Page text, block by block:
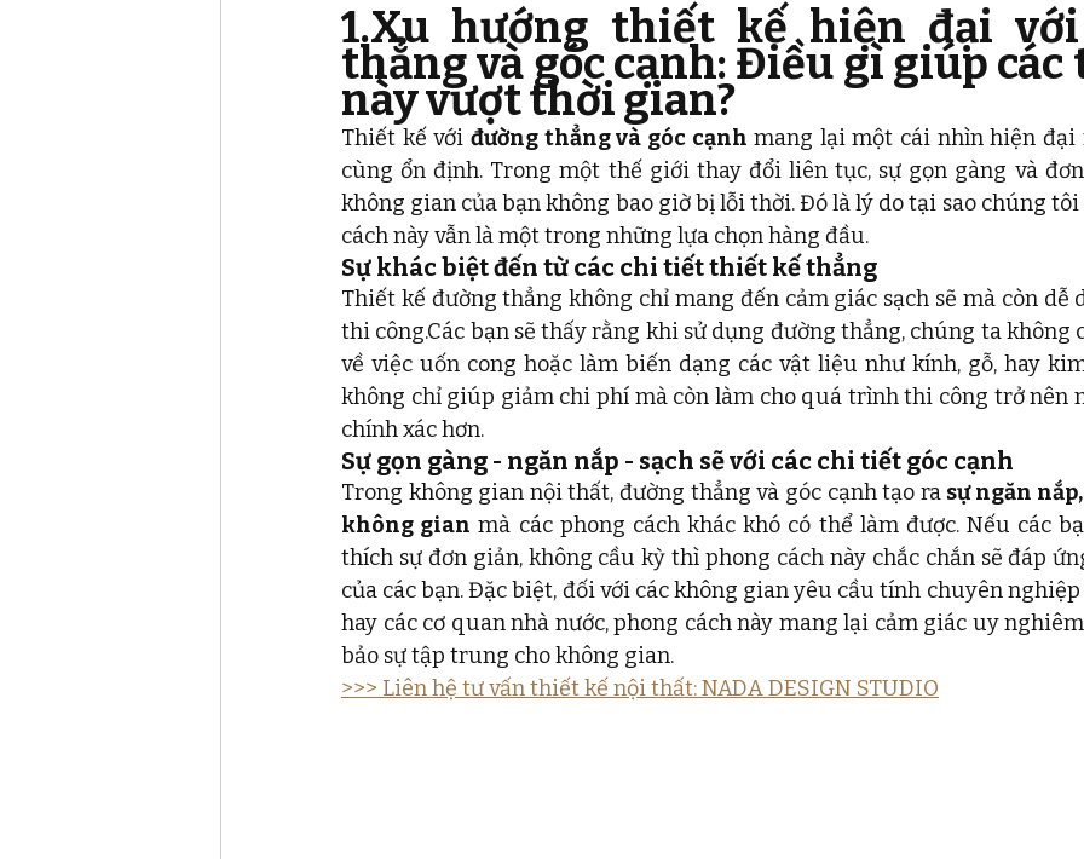
1.Xu hướng thiết kế hiện đại
thẳng và góc cạnh: Điều gì giúp
này vượt thời gian?
Thiết kế với đường thẳng và góc cạnh mang lại một cái nhìn hiện đại
cùng ổn định. Trong một thế giới thay đổi liên tục, sự gọn gàng và
không gian của bạn không bao giờ bị lỗi thời. Đó là lý do tại sao chúng
cách này vẫn là một trong những lựa chọn hàng đầu.
Sự khác biệt đến từ các chi tiết thiết kế thẳng
Thiết kế đường thẳng không chỉ mang đến cảm giác sạch sẽ mà còn dễ
thi công.Các bạn sẽ thấy rằng khi sử dụng đường thẳng, chúng ta không
về việc uốn cong hoặc làm biến dạng các vật liệu như kính, gỗ, hay
không chỉ giúp giảm chi phí mà còn làm cho quá trình thi công trở nên
chính xác hơn.
Sự gọn gàng - ngăn nắp - sạch sẽ với các chi tiết góc cạnh
Trong không gian nội thất, đường thẳng và góc cạnh tạo ra sự ngăn
không gian mà các phong cách khác khó có thể làm được. Nếu các
thích sự đơn giản, không cầu kỳ thì phong cách này chắc chắn sẽ đáp
của các bạn. Đặc biệt, đối với các không gian yêu cầu tính chuyên
hay các cơ quan nhà nước, phong cách này mang lại cảm giác uy
bảo sự tập trung cho không gian.
>>> Liên hệ tư vấn thiết kế nội thất: NADA DESIGN STUDIO